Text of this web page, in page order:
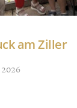
am Ziller